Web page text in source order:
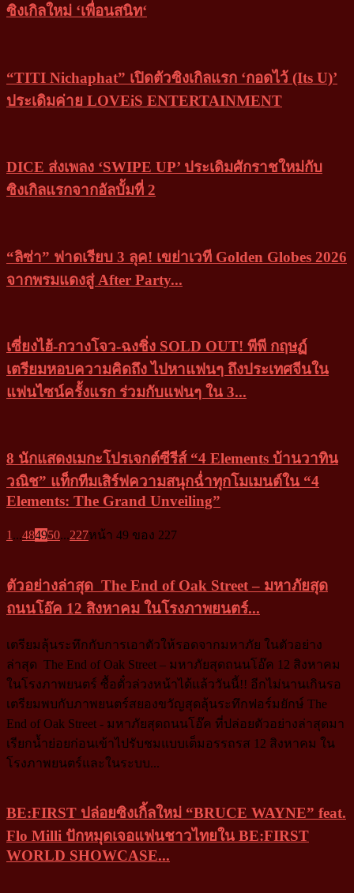
ซิงเกิลใหม่ ‘เพื่อนสนิท‘
“TITI Nichaphat” เปิดตัวซิงเกิลแรก ‘กอดไว้ (Its U)’
ประเดิมค่าย LOVEiS ENTERTAINMENT
DICE ส่งเพลง ‘SWIPE UP’ ประเดิมศักราชใหม่กับ
ซิงเกิลแรกจากอัลบั้มที่ 2
“ลิซ่า” ฟาดเรียบ 3 ลุค! เขย่าเวที Golden Globes 2026
จากพรมแดงสู่ After Party...
เซี่ยงไฮ้-กวางโจว-ฉงชิ่ง SOLD OUT! พีพี กฤษฏ์
เตรียมหอบความคิดถึง ไปหาแฟนๆ ถึงประเทศจีนใน
แฟนไซน์ครั้งแรก ร่วมกับแฟนๆ ใน 3...
8 นักแสดงเมกะโปรเจกต์ซีรีส์ “4 Elements บ้านวาทิน
วณิช” แท็กทีมเสิร์ฟความสนุกฉ่ำทุกโมเมนต์ใน “4
Elements: The Grand Unveiling”
1 ...484950...227หน้า 49 ของ 227
ตัวอย่างล่าสุด The End of Oak Street – มหาภัยสุด
ถนนโอ๊ค 12 สิงหาคม ในโรงภาพยนตร์...
เตรียมลุ้นระทึกกับการเอาตัวให้รอดจากมหาภัย ในตัวอย่าง
ล่าสุด The End of Oak Street – มหาภัยสุดถนนโอ๊ค 12 สิงหาคม
ในโรงภาพยนตร์ ซื้อตั๋วล่วงหน้าได้แล้ววันนี้!! อีกไม่นานเกินรอ
เตรียมพบกับภาพยนตร์สยองขวัญสุดลุ้นระทึกฟอร์มยักษ์ The
End of Oak Street - มหาภัยสุดถนนโอ๊ค ที่ปล่อยตัวอย่างล่าสุดมา
เรียกน้ำย่อยก่อนเข้าไปรับชมแบบเต็มอรรถรส 12 สิงหาคม ใน
โรงภาพยนตร์และในระบบ...
BE:FIRST ปล่อยซิงเกิ้ลใหม่ “BRUCE WAYNE” feat.
Flo Milli ปักหมุดเจอแฟนชาวไทยใน BE:FIRST
WORLD SHOWCASE...